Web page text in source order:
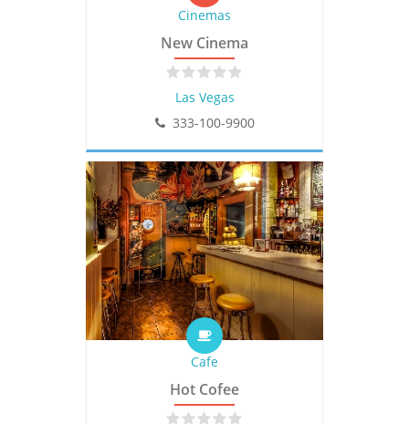
Cinemas
New Cinema
Las Vegas
333-100-9900
Cafe
Hot Cofee